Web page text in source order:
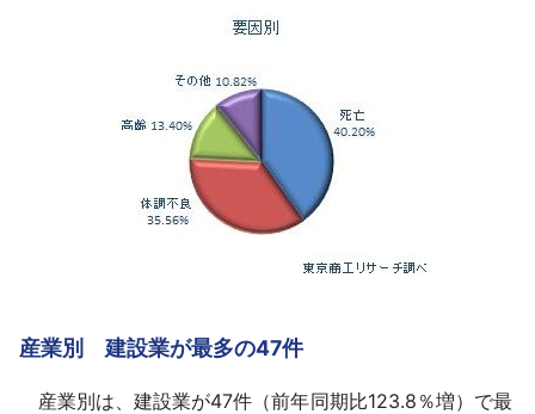
産業別 建設業が最多の47件
産業別は、建設業が47件（前年同期比123.8％増）で最